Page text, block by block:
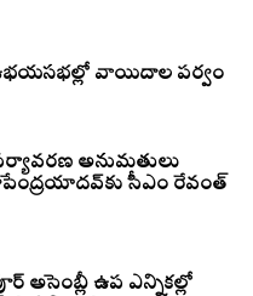
వాయిదాల పర్వం
పర్యావరణ అనుమతులు
సీఎం రేవంత్‌
అసెంబ్లీ ఉప ఎన్నికల్లో